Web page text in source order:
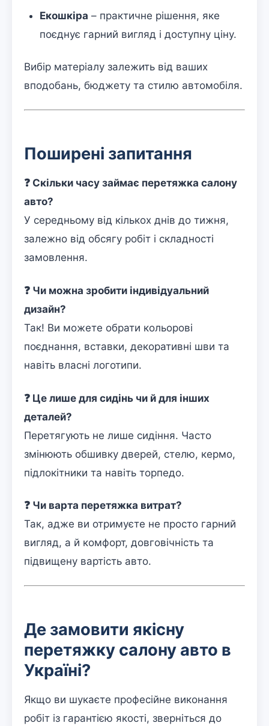
Екошкіра – практичне рішення, яке
поєднує гарний вигляд і доступну ціну.
Вибір матеріалу залежить від ваших
вподобань, бюджету та стилю автомобіля.
Поширені запитання
❓ Скільки часу займає перетяжка салону
авто?
У середньому від кількох днів до тижня,
залежно від обсягу робіт і складності
замовлення.
❓ Чи можна зробити індивідуальний
дизайн?
Так! Ви можете обрати кольорові
поєднання, вставки, декоративні шви та
навіть власні логотипи.
❓ Це лише для сидінь чи й для інших
деталей?
Перетягують не лише сидіння. Часто
змінюють обшивку дверей, стелю, кермо,
підлокітники та навіть торпедо.
❓ Чи варта перетяжка витрат?
Так, адже ви отримуєте не просто гарний
вигляд, а й комфорт, довговічність та
підвищену вартість авто.
Де замовити якісну
перетяжку салону авто в
Україні?
Якщо ви шукаєте професійне виконання
робіт із гарантією якості, зверніться до